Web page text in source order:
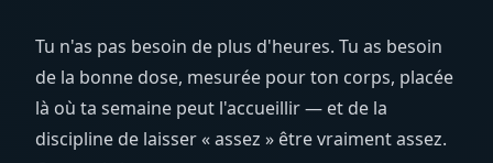
Tu n'as pas besoin de plus d'heures. Tu as besoin
de la bonne dose, mesurée pour ton corps, placée
là où ta semaine peut l'accueillir — et de la
discipline de laisser « assez » être vraiment assez.